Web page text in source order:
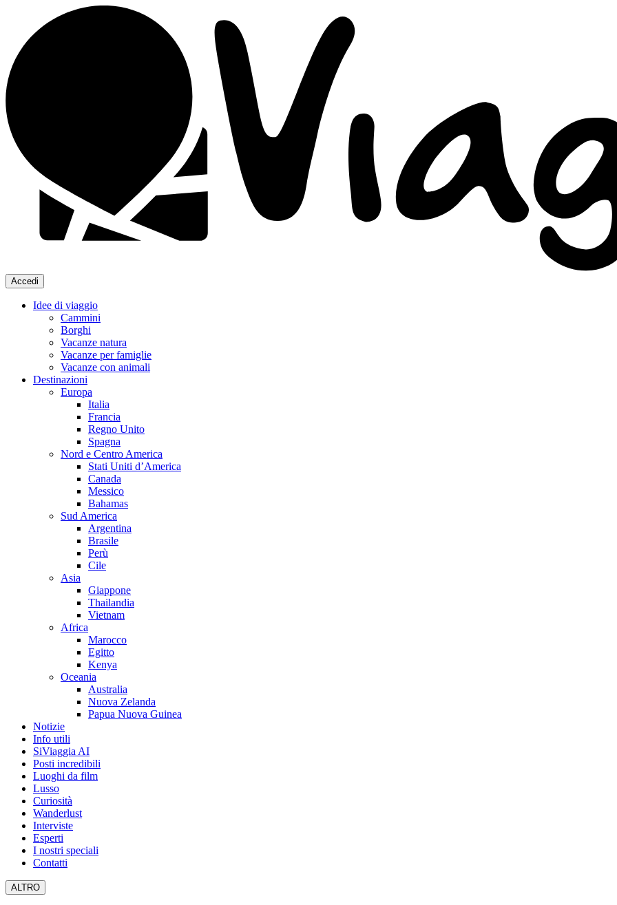
Accedi
Idee di viaggio
Cammini
Borghi
Vacanze natura
Vacanze per famiglie
Vacanze con animali
Destinazioni
Europa
Italia
Francia
Regno Unito
Spagna
Nord e Centro America
Stati Uniti d’America
Canada
Messico
Bahamas
Sud America
Argentina
Brasile
Perù
Cile
Asia
Giappone
Thailandia
Vietnam
Africa
Marocco
Egitto
Kenya
Oceania
Australia
Nuova Zelanda
Papua Nuova Guinea
Notizie
Info utili
SiViaggia AI
Posti incredibili
Luoghi da film
Lusso
Curiosità
Wanderlust
Interviste
Esperti
I nostri speciali
Contatti
ALTRO